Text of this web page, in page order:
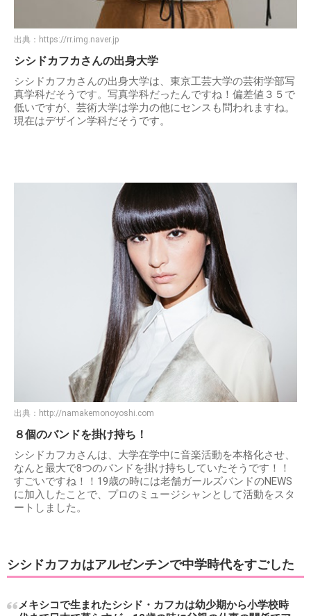
出典： https://rr.img.naver.jp
シシドカフカさんの出身大学
シシドカフカさんの出身大学は、東京工芸大学の芸術学部写
真学科だそうです。写真学科だったんですね！偏差値３５で
低いですが、芸術大学は学力の他にセンスも問われますね。
現在はデザイン学科だそうです。
出典： http://namakemonoyoshi.com
８個のバンドを掛け持ち！
シシドカフカさんは、大学在学中に音楽活動を本格化させ、
なんと最大で8つのバンドを掛け持ちしていたそうです！！
すごいですね！！19歳の時には老舗ガールズバンドのNEWS
に加入したことで、プロのミュージシャンとして活動をスタ
ートしました。
シシドカフカはアルゼンチンで中学時代をすごした
メキシコで生まれたシシド・カフカは幼少期から小学校時